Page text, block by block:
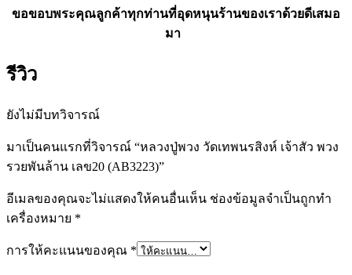
ขอขอบพระคุณลูกค้าทุกท่านที่อุดหนุนร้านของเราด้วยดีเสมอ
มา
รีวิว
ยังไม่มีบทวิจารณ์
มาเป็นคนแรกที่วิจารณ์ “หลวงปู่พวง วัดเทพนรสิงห์ เจ้าสัว พวง
รวยพันล้าน เลข20 (AB3223)”
อีเมลของคุณจะไม่แสดงให้คนอื่นเห็น ช่องข้อมูลจำเป็นถูกทำ
เครื่องหมาย *
การให้คะแนนของคุณ *